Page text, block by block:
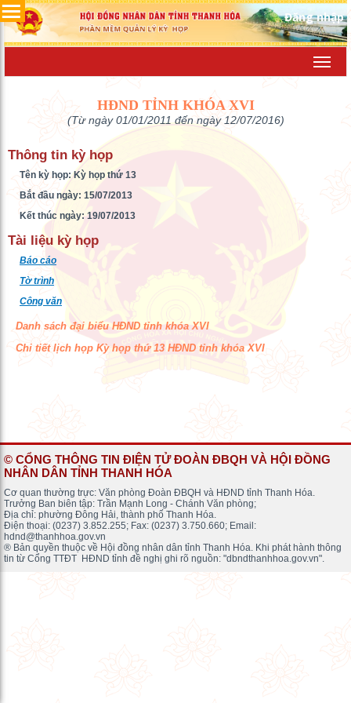
Đăng nhập
HĐND TỈNH KHÓA XVI
(Từ ngày 01/01/2011 đến ngày 12/07/2016)
Thông tin kỳ họp
Tên kỳ họp: Kỳ họp thứ 13
Bắt đầu ngày: 15/07/2013
Kết thúc ngày: 19/07/2013
Tài liệu kỳ họp
Báo cáo
Tờ trình
Công văn
Danh sách đại biểu HĐND tỉnh khóa XVI
Chi tiết lịch họp Kỳ họp thứ 13 HĐND tỉnh khóa XVI
© CỔNG THÔNG TIN ĐIỆN TỬ ĐOÀN ĐBQH VÀ HỘI ĐỒNG
NHÂN DÂN TỈNH THANH HÓA
Cơ quan thường trực: Văn phòng Đoàn ĐBQH và HĐND tỉnh Thanh Hóa.
Trưởng Ban biên tập: Trần Mạnh Long - Chánh Văn phòng;
Địa chỉ: phường Đông Hải, thành phố Thanh Hóa.
Điện thoại: (0237) 3.852.255; Fax: (0237) 3.750.660; Email:
hdnd@thanhhoa.gov.vn
® Bản quyền thuộc về Hội đồng nhân dân tỉnh Thanh Hóa. Khi phát hành thông
tin từ Cổng TTĐT HĐND tỉnh đề nghị ghi rõ nguồn: "dbndthanhhoa.gov.vn".